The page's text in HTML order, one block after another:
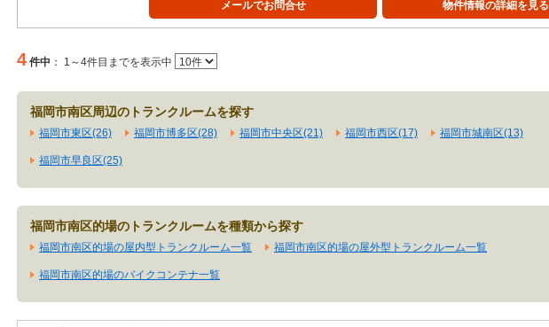
メールでお問合せ 物件情報の詳細を見る
4 件中 ： 1～4件目までを表示中
福岡市南区周辺のトランクルームを探す
福岡市東区(26) 福岡市博多区(28) 福岡市中央区(21) 福岡市西区(17) 福岡市城南区(13)
福岡市早良区(25)
福岡市南区的場のトランクルームを種類から探す
福岡市南区的場の屋内型トランクルーム一覧 福岡市南区的場の屋外型トランクルーム一覧
福岡市南区的場のバイクコンテナ一覧